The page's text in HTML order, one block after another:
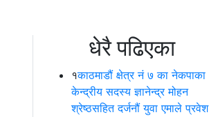
धेरै पढिएका
१काठमाडौं क्षेत्र नं ७ का नेकपाका
केन्द्रीय सदस्य ज्ञानेन्द्र मोहन
श्रेष्ठसहित दर्जनौं युवा एमाले प्रवेश